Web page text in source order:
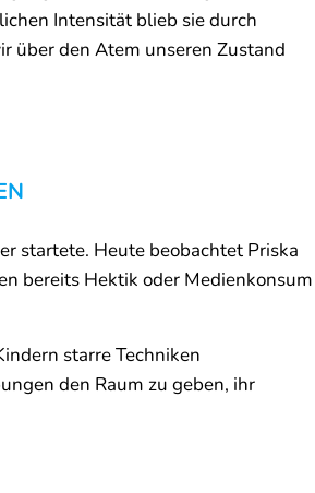
Intensität blieb sie durch
über den Atem unseren Zustand
startete. Heute beobachtet Priska
bereits Hektik oder Medienkonsum
starre Techniken
den Raum zu geben, ihr